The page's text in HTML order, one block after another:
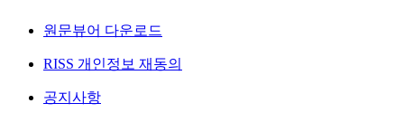
원문뷰어 다운로드
RISS 개인정보 재동의
공지사항